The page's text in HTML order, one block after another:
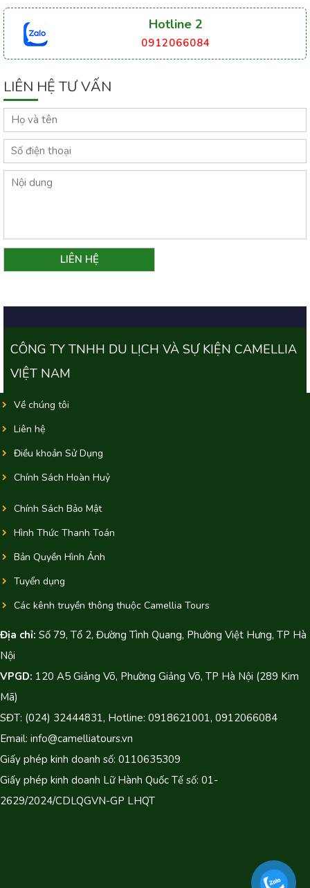
Hotline 2
0912066084
LIÊN HỆ TƯ VẤN
CÔNG TY TNHH DU LỊCH VÀ SỰ KIỆN CAMELLIA
VIỆT NAM
Về chúng tôi
Liên hệ
Điều khoản Sử Dụng
Chính Sách Hoàn Huỷ
Chính Sách Bảo Mật
Hình Thức Thanh Toán
Bản Quyền Hình Ảnh
Tuyển dụng
Các kênh truyền thông thuộc Camellia Tours
Địa chỉ: Số 79, Tổ 2, Đường Tình Quang, Phường Việt Hưng, TP Hà
Nội
VPGD: 120 A5 Giảng Võ, Phường Giảng Võ, TP Hà Nội (289 Kim
Mã)
SĐT: (024) 32444831, Hotline: 0918621001, 0912066084
Email: info@camelliatours.vn
Giấy phép kinh doanh số: 0110635309
Giấy phép kinh doanh Lữ Hành Quốc Tế số: 01-
2629/2024/CDLQGVN-GP LHQT